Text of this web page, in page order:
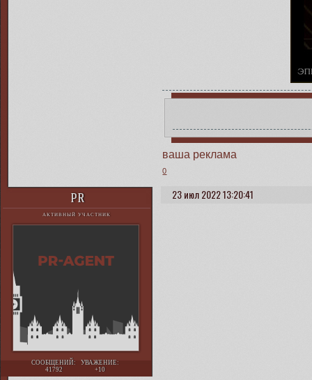
ваша реклама
0
23 июл 2022 13:20:41
PR
АКТИВНЫЙ УЧАСТНИК
СООБЩЕНИЙ:
41792
УВАЖЕНИЕ:
+10